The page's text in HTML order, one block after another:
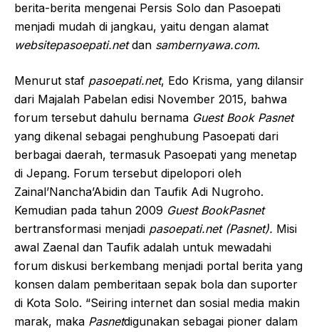
berita-berita mengenai Persis Solo dan Pasoepati
menjadi mudah di jangkau, yaitu dengan alamat
websitepasoepati.netdan sambernyawa.com.
Menurut staf pasoepati.net, Edo Krisma, yang dilansir
dari Majalah Pabelan edisi November 2015, bahwa
forum tersebut dahulu bernama Guest Book Pasnet
yang dikenal sebagai penghubung Pasoepati dari
berbagai daerah, termasuk Pasoepati yang menetap
di Jepang. Forum tersebut dipelopori oleh
Zainal’Nancha’Abidin dan Taufik Adi Nugroho.
Kemudian pada tahun 2009 Guest BookPasnet
bertransformasi menjadi pasoepati.net (Pasnet). Misi
awal Zaenal dan Taufik adalah untuk mewadahi
forum diskusi berkembang menjadi portal berita yang
konsen dalam pemberitaan sepak bola dan suporter
di Kota Solo. “Seiring internet dan sosial media makin
marak, maka Pasnetdigunakan sebagai pioner dalam